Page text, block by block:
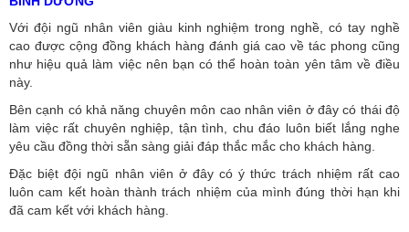
Với đội ngũ nhân viên giàu kinh nghiệm trong nghề, có tay nghề
cao được cộng đồng khách hàng đánh giá cao về tác phong cũng
như hiệu quả làm việc nên bạn có thể hoàn toàn yên tâm về điều
này.
Bên cạnh có khả năng chuyên môn cao nhân viên ở đây có thái độ
làm việc rất chuyên nghiệp, tận tình, chu đáo luôn biết lắng nghe
yêu cầu đồng thời sẵn sàng giải đáp thắc mắc cho khách hàng.
Đặc biệt đội ngũ nhân viên ở đây có ý thức trách nhiệm rất cao
luôn cam kết hoàn thành trách nhiệm của mình đúng thời hạn khi
đã cam kết với khách hàng.